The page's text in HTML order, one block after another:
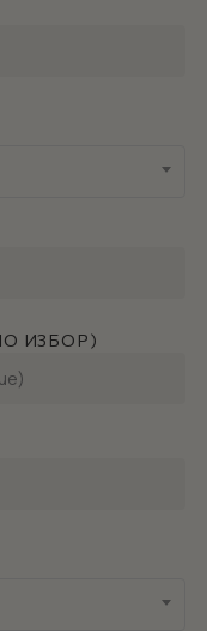
ИЗБОР)